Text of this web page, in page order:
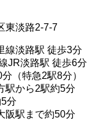
東淡路2-7-7
線淡路駅 徒歩3分
JR淡路駅 徒歩6分
（特急2駅8分）
駅から2駅約5分
分
阪駅まで約50分